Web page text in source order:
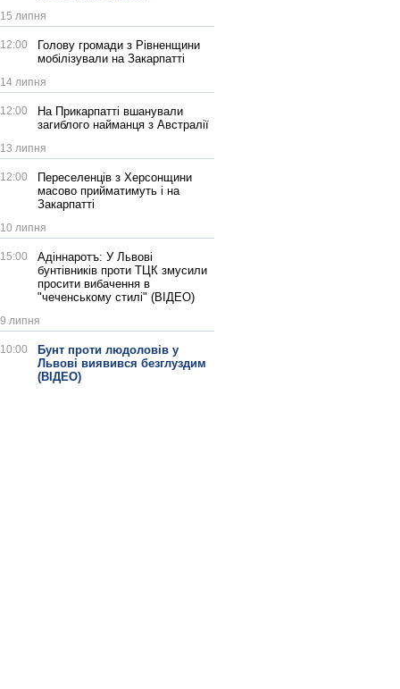
15 липня
12:00
Голову громади з Рівненщини
мобілізували на Закарпатті
14 липня
12:00
На Прикарпатті вшанували
загиблого найманця з Австралії
13 липня
12:00
Переселенців з Херсонщини
масово прийматимуть і на
Закарпатті
10 липня
15:00
Адіннаротъ: У Львові
бунтівників проти ТЦК змусили
просити вибачення в
"чеченському стилі" (ВІДЕО)
9 липня
10:00
Бунт проти людоловів у
Львові виявився безглуздим
(ВІДЕО)